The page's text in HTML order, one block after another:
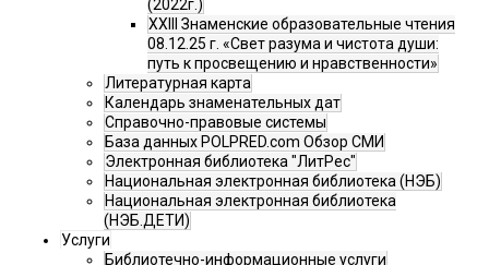
(2022г.)
XXIII Знаменские образовательные чтения
08.12.25 г. «Свет разума и чистота души:
путь к просвещению и нравственности»
Литературная карта
Календарь знаменательных дат
Справочно-правовые системы
База данных POLPRED.com Обзор СМИ
Электронная библиотека "ЛитРес"
Национальная электронная библиотека (НЭБ)
Национальная электронная библиотека
(НЭБ.ДЕТИ)
Услуги
Библиотечно-информационные услуги